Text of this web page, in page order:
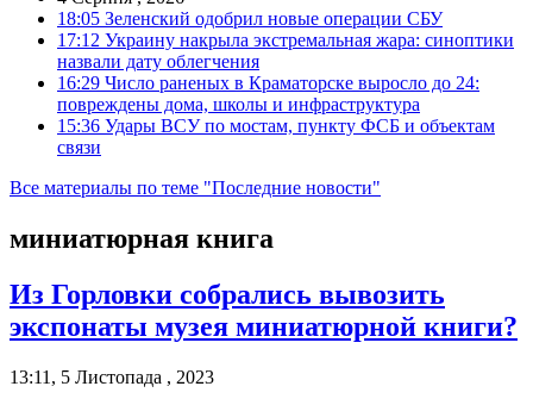
18:05 Зеленский одобрил новые операции СБУ
17:12 Украину накрыла экстремальная жара: синоптики
назвали дату облегчения
16:29 Число раненых в Краматорске выросло до 24:
повреждены дома, школы и инфраструктура
15:36 Удары ВСУ по мостам, пункту ФСБ и объектам
связи
Все материалы по теме "Последние новости"
миниатюрная книга
Из Горловки собрались вывозить
экспонаты музея миниатюрной книги?
13:11, 5 Листопада , 2023